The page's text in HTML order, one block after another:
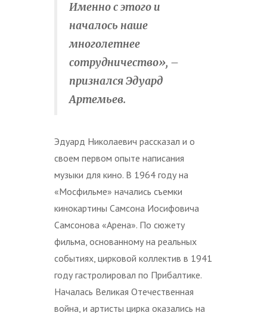
Именно с этого и
началось наше
многолетнее
сотрудничество», –
признался Эдуард
Артемьев.
Эдуард Николаевич рассказал и о
своем первом опыте написания
музыки для кино. В 1964 году на
«Мосфильме» начались съемки
кинокартины Самсона Иосифовича
Самсонова «Арена». По сюжету
фильма, основанному на реальных
событиях, цирковой коллектив в 1941
году гастролировал по Прибалтике.
Началась Великая Отечественная
война, и артисты цирка оказались на